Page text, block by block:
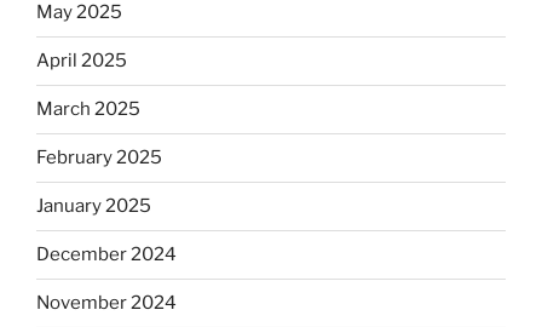
May 2025
April 2025
March 2025
February 2025
January 2025
December 2024
November 2024